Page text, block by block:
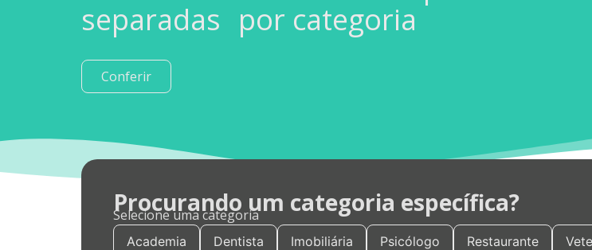
separadas por categoria
Conferir
Procurando um categoria específica?
Selecione uma categoria
Academia Dentista Imobiliária Psicólogo Restaurante